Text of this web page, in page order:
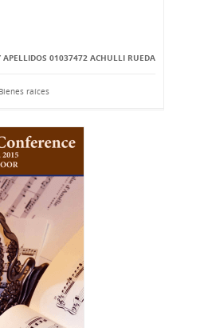
APELLIDOS 01037472 ACHULLI RUEDA
Bienes raíces